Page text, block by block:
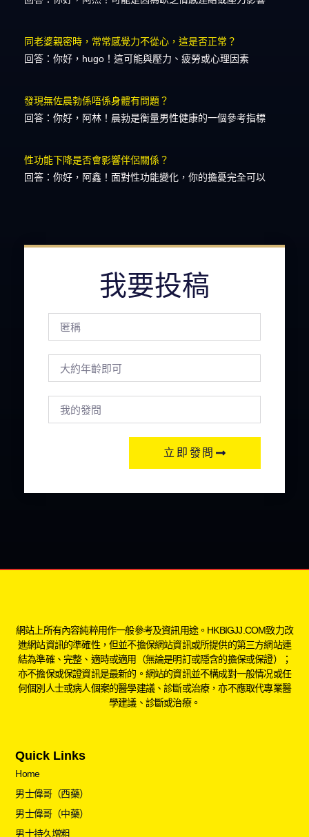
同老婆親密時，常常感覺力不從心，這是否正常？
回答：你好，hugo！這可能與壓力、疲勞或心理因素
發現無佐晨勃係唔係身體有問題？
回答：你好，阿林！晨勃是衡量男性健康的一個參考指標
性功能下降是否會影響伴侶關係？
回答：你好，阿鑫！面對性功能變化，你的擔憂完全可以
我要投稿
立即發問
網站上所有內容純粹用作一般參考及資訊用途。HKBIGJJ.COM致力改
進網站資訊的準確性，但並不擔保網站資訊或所提供的第三方網站連
結為準確、完整、適時或適用（無論是明訂或隱含的擔保或保證）；
亦不擔保或保證資訊是最新的。網站的資訊並不構成對一般情况或任
何個別人士或病人個案的醫學建議、診斷或治療，亦不應取代專業醫
學建議、診斷或治療。
Quick Links
Home
男士偉哥（西藥）
男士偉哥（中藥）
男士持久增粗